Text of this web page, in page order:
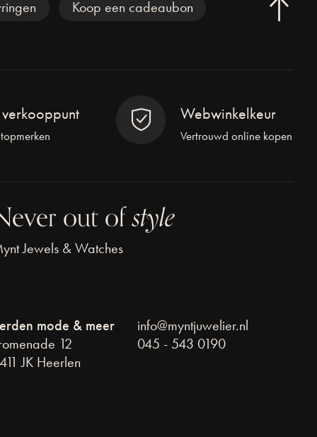
Koop een cadeaubon
Webwinkelkeur
Vertrouwd online kopen
out ofstyle
Jewels & Watches
mode & meer
12
JK Heerlen
info@myntjuwelier.nl
045 - 543 0190